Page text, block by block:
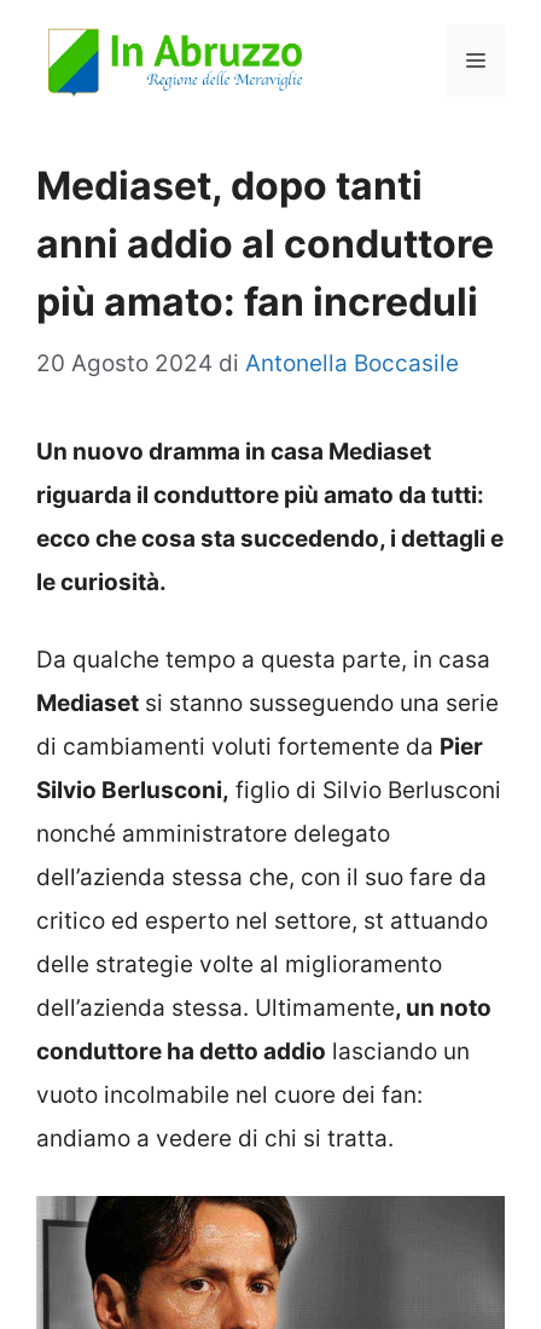
Menu
Mediaset, dopo tanti
anni addio al conduttore
più amato: fan increduli
20 Agosto 2024 di Antonella Boccasile
Un nuovo dramma in casa Mediaset
riguarda il conduttore più amato da tutti:
ecco che cosa sta succedendo, i dettagli e
le curiosità.
Da qualche tempo a questa parte, in casa
Mediaset si stanno susseguendo una serie
di cambiamenti voluti fortemente da Pier
Silvio Berlusconi, figlio di Silvio Berlusconi
nonché amministratore delegato
dell’azienda stessa che, con il suo fare da
critico ed esperto nel settore, st attuando
delle strategie volte al miglioramento
dell’azienda stessa. Ultimamente, un noto
conduttore ha detto addio lasciando un
vuoto incolmabile nel cuore dei fan:
andiamo a vedere di chi si tratta.